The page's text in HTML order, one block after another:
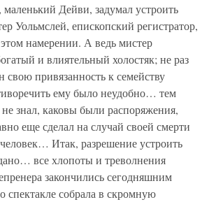
Дейви, задумал устроить
Уольмслей, епископский регистратор,
намерении. А ведь мистер
и влиятельный холостяк; не раз
свою привязанность к семейству
ему было неудобно… тем
знал, каковы были распоряжения,
еще сделал на случай своей смерти
Итак, разрешение устроить
все хлопоты и треволнения
закончились сегодняшним
спектакле собрала в скромную